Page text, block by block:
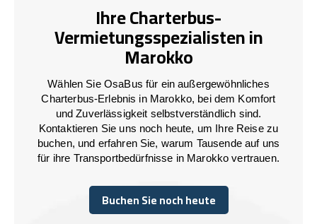
Ihre Charterbus-
Vermietungsspezialisten in
Marokko
Wählen Sie OsaBus für ein außergewöhnliches
Charterbus-Erlebnis in Marokko, bei dem Komfort
und Zuverlässigkeit selbstverständlich sind.
Kontaktieren Sie uns noch heute, um Ihre Reise zu
buchen, und erfahren Sie, warum Tausende auf uns
für ihre Transportbedürfnisse in Marokko vertrauen.
Buchen Sie noch heute
Buchen Sie noch heute